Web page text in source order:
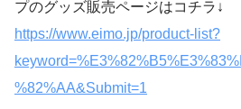
プのグッズ販売ページはコチラ↓
https://www.eimo.jp/product-list?
%82%AA&Submit=1